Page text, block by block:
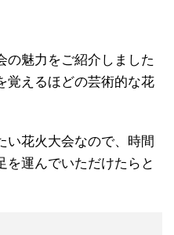
の魅力をご紹介しました
覚えるほどの芸術的な花
い花火大会なので、時間
を運んでいただけたらと